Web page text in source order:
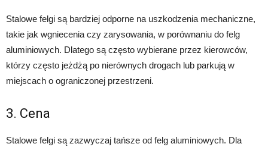
Stalowe felgi są bardziej odporne na uszkodzenia mechaniczne,
takie jak wgniecenia czy zarysowania, w porównaniu do felg
aluminiowych. Dlatego są często wybierane przez kierowców,
którzy często jeżdżą po nierównych drogach lub parkują w
miejscach o ograniczonej przestrzeni.
3. Cena
Stalowe felgi są zazwyczaj tańsze od felg aluminiowych. Dla